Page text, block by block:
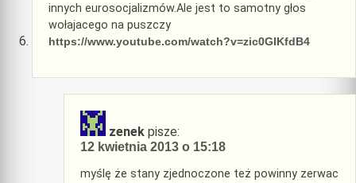
innych eurosocjalizmów.Ale jest to samotny głos
wołajacego na puszczy
https://www.youtube.com/watch?v=zic0GIKfdB4
zenek pisze:
12 kwietnia 2013 o 15:18
myślę że stany zjednoczone też powinny zerwac